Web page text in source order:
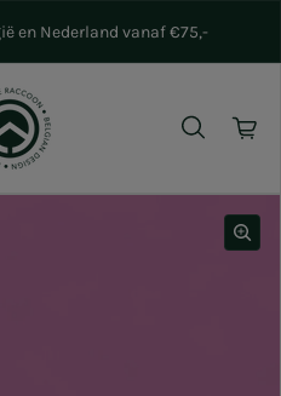
en Nederland vanaf €75,-